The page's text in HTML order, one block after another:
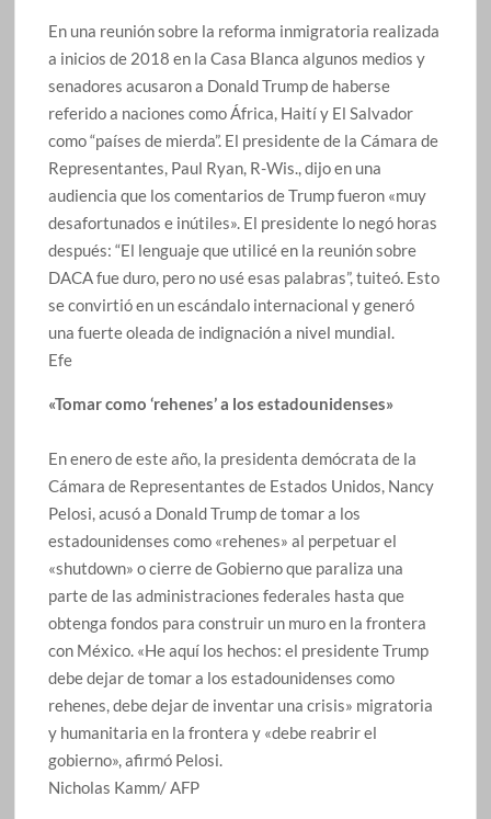
En una reunión sobre la reforma inmigratoria realizada
a inicios de 2018 en la Casa Blanca algunos medios y
senadores acusaron a Donald Trump de haberse
referido a naciones como África, Haití y El Salvador
como “países de mierda”. El presidente de la Cámara de
Representantes, Paul Ryan, R-Wis., dijo en una
audiencia que los comentarios de Trump fueron «muy
desafortunados e inútiles». El presidente lo negó horas
después: “El lenguaje que utilicé en la reunión sobre
DACA fue duro, pero no usé esas palabras”, tuiteó. Esto
se convirtió en un escándalo internacional y generó
una fuerte oleada de indignación a nivel mundial.
Efe
«Tomar como ‘rehenes’ a los estadounidenses»
En enero de este año, la presidenta demócrata de la
Cámara de Representantes de Estados Unidos, Nancy
Pelosi, acusó a Donald Trump de tomar a los
estadounidenses como «rehenes» al perpetuar el
«shutdown» o cierre de Gobierno que paraliza una
parte de las administraciones federales hasta que
obtenga fondos para construir un muro en la frontera
con México. «He aquí los hechos: el presidente Trump
debe dejar de tomar a los estadounidenses como
rehenes, debe dejar de inventar una crisis» migratoria
y humanitaria en la frontera y «debe reabrir el
gobierno», afirmó Pelosi.
Nicholas Kamm/ AFP